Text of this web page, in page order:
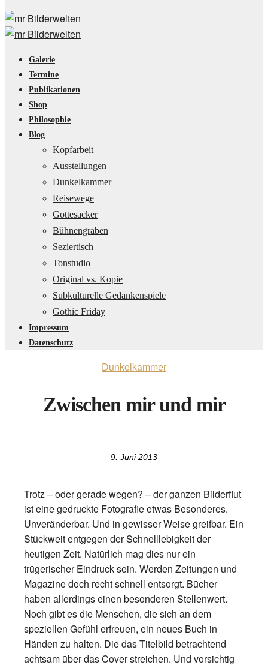
Galerie
Termine
Publikationen
Shop
Philosophie
Blog
Kopfarbeit
Ausstellungen
Dunkelkammer
Reisewege
Gottesacker
Bühnengraben
Seziertisch
Tonstudio
Original vs. Kopie
Subkulturelle Gedankenspiele
Gothic Friday
Impressum
Datenschutz
Dunkelkammer
Zwischen mir und mir
9. Juni 2013
Trotz – oder gerade wegen? – der ganzen Bilderflut
ist eine gedruckte Fotografie etwas Besonderes.
Unveränderbar. Und in gewisser Weise greifbar. Ein
Stückweit entgegen der Schnelllebigkeit der
heutigen Zeit. Natürlich mag dies nur ein
trügerischer Eindruck sein. Werden Zeitungen und
Magazine doch recht schnell entsorgt. Bücher
haben allerdings einen besonderen Stellenwert.
Noch gibt es die Menschen, die sich an dem
speziellen Gefühl erfreuen, ein neues Buch in
Händen zu halten. Die das Titelbild betrachtend
achtsam über das Cover streichen. Und vorsichtig